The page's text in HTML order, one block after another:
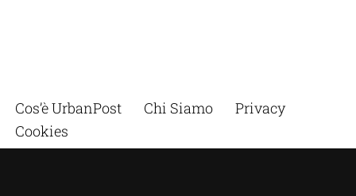
Cos’è UrbanPost Chi Siamo
Privacy
Cookies